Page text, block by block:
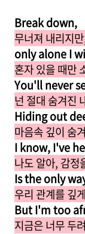
Break down,
무너져 내리지
only alone I
혼자 있을 때만
You'll never
넌 절대 숨겨진
Hiding out
마음속 깊이 숨
I know, I've
나도 알아, 감정
Is the only
우리 관계를 깊
But I'm too
지금은 너무 두